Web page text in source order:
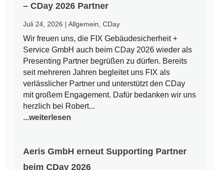
– CDay 2026 Partner
Juli 24, 2026 |Allgemein ,CDay
Wir freuen uns, die FIX Gebäudesicherheit +
Service GmbH auch beim CDay 2026 wieder als
Presenting Partner begrüßen zu dürfen. Bereits
seit mehreren Jahren begleitet uns FIX als
verlässlicher Partner und unterstützt den CDay
mit großem Engagement. Dafür bedanken wir uns
herzlich bei Robert...
...weiterlesen
Aeris GmbH erneut Supporting Partner
beim CDay 2026